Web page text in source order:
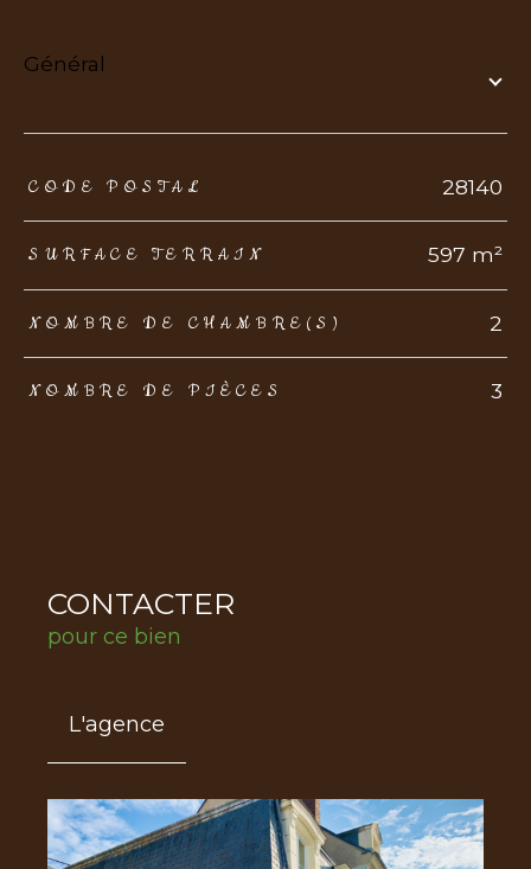
général
TRAD_ZEPHYR_Caracteristique TRAD_ZEPHYR_Valeurs
CODE POSTAL 28140
SURFACE TERRAIN 597 m²
NOMBRE DE CHAMBRE(S) 2
NOMBRE DE PIÈCES 3
CONTACTER
pour ce bien
L'agence